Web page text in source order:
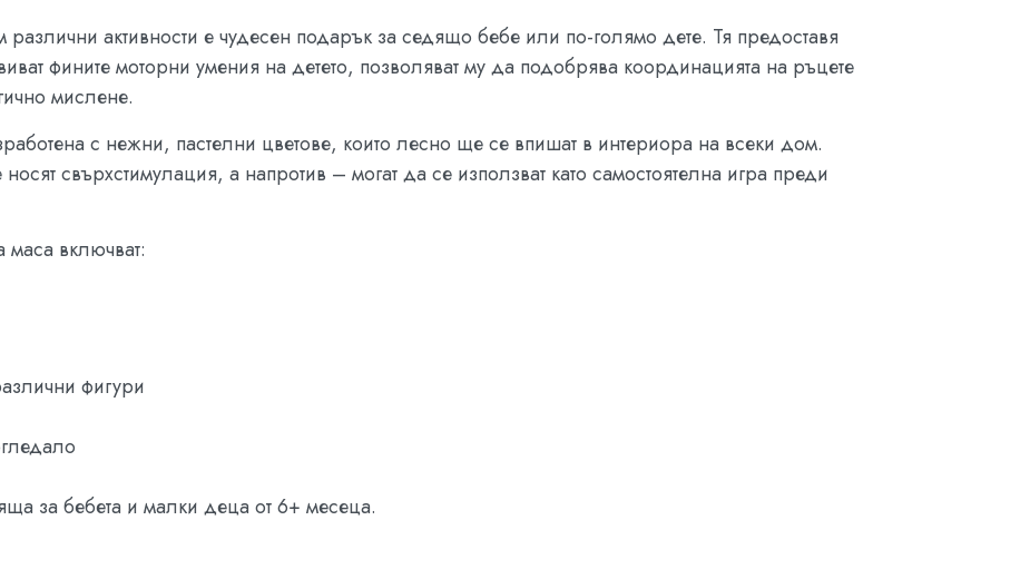
активности е чудесен подарък за седящо бебе или по-голямо дете. Тя предоставя
фините моторни умения на детето, позволяват му да подобрява координацията на ръцете
мислене.
с нежни, пастелни цветове, които лесно ще се впишат в интериора на всеки дом.
носят свърхстимулация, а напротив – могат да се използват като самостоятелна игра преди
маса включват:
фигури
за бебета и малки деца от 6+ месеца.